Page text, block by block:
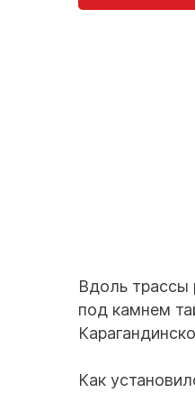
Вдоль трассы
под камнем
Как